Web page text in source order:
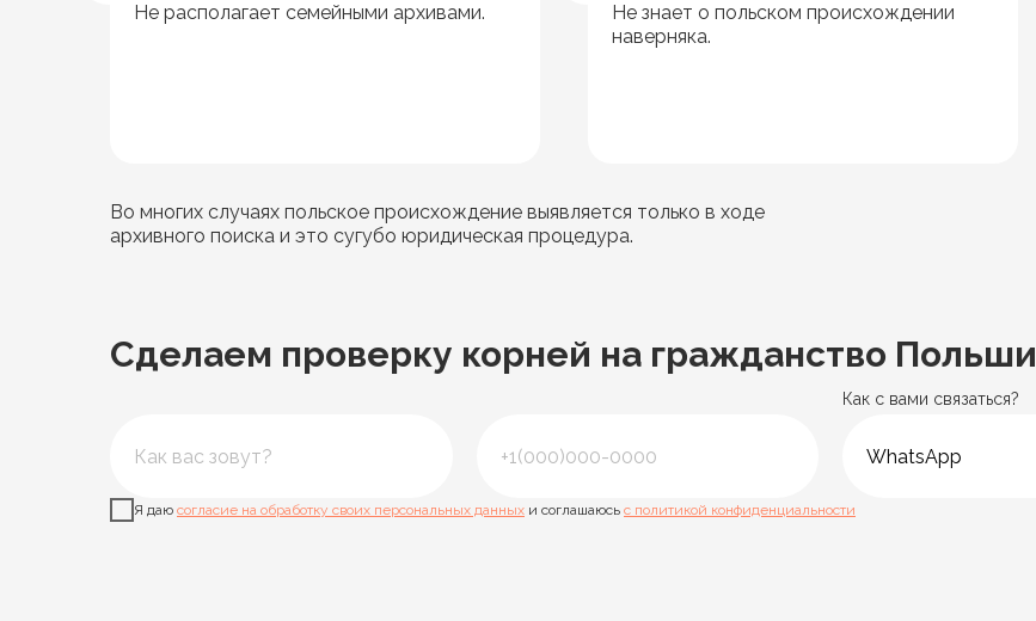
Не располагает семейными архивами.
Не знает о польском происхождении
наверняка.
Во многих случаях польское происхождение выявляется только в ходе
архивного поиска и это сугубо юридическая процедура.
Сделаем проверку корней на гражданство Польши
Как с вами связаться?
Я даю согласие на обработку своих персональных данных и соглашаюсь с политикой конфиденциальности